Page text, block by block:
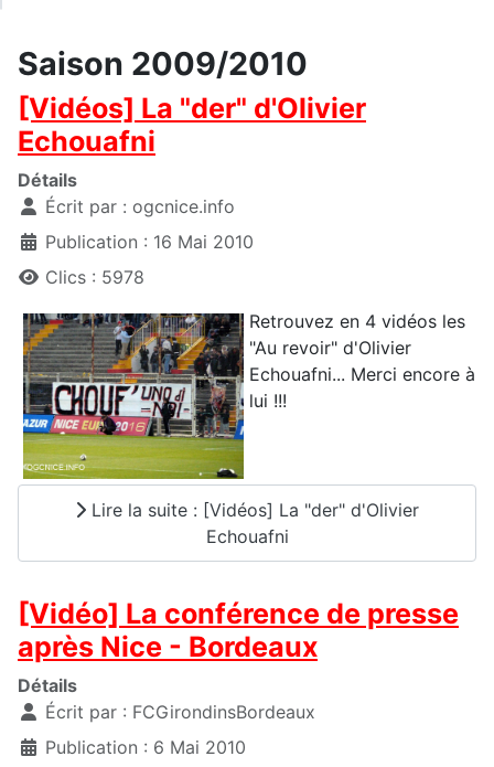
Saison 2009/2010
[Vidéos] La "der" d'Olivier
Echouafni
Détails
Écrit par : ogcnice.info
Publication : 16 Mai 2010
Clics : 5978
Retrouvez en 4 vidéos les
"Au revoir" d'Olivier
Echouafni... Merci encore à
lui !!!
Lire la suite : [Vidéos] La "der" d'Olivier
Echouafni
[Vidéo] La conférence de presse
après Nice - Bordeaux
Détails
Écrit par : FCGirondinsBordeaux
Publication : 6 Mai 2010